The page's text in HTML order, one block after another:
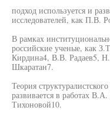
подход используется и
исследователей, как П.В.
В рамках
российские ученые, как
Кирдина4, В.В. Радаев5,
Шкаратан7.
Теория
развивается в работах
Тихоновой10.